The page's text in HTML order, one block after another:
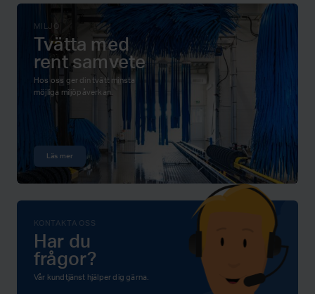
MILJÖ
Tvätta med
rent samvete
Hos oss ger din tvätt minsta
möjliga miljöpåverkan.
Läs mer
KONTAKTA OSS
Har du
frågor?
Vår kundtjänst hjälper dig gärna.